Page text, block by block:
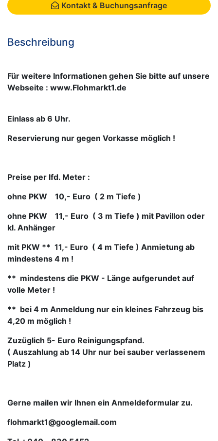
Kontakt & Buchungsanfrage
Beschreibung
Für weitere Informationen gehen Sie bitte auf unsere
Webseite : www.Flohmarkt1.de
Einlass ab 6 Uhr.
Reservierung nur gegen Vorkasse möglich !
Preise per lfd. Meter :
ohne PKW 10,- Euro ( 2 m Tiefe )
ohne PKW 11,- Euro ( 3 m Tiefe ) mit Pavillon oder
kl. Anhänger
mit PKW ** 11,- Euro ( 4 m Tiefe ) Anmietung ab
mindestens 4 m !
** mindestens die PKW - Länge aufgerundet auf
volle Meter !
** bei 4 m Anmeldung nur ein kleines Fahrzeug bis
4,20 m möglich !
Zuzüglich 5- Euro Reinigungspfand.
( Auszahlung ab 14 Uhr nur bei sauber verlassenem
Platz )
Gerne mailen wir Ihnen ein Anmeldeformular zu.
flohmarkt1@googlemail.com